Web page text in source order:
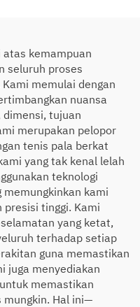
atas kemampuan
seluruh proses
memulai dengan
nuansa
tujuan
merupakan pelopor
tenis pala berkat
yang tak kenal lelah
teknologi
memungkinkan kami
presisi tinggi. Kami
yang ketat,
terhadap setiap
guna memastikan
juga menyediakan
memastikan
mungkin. Hal ini—